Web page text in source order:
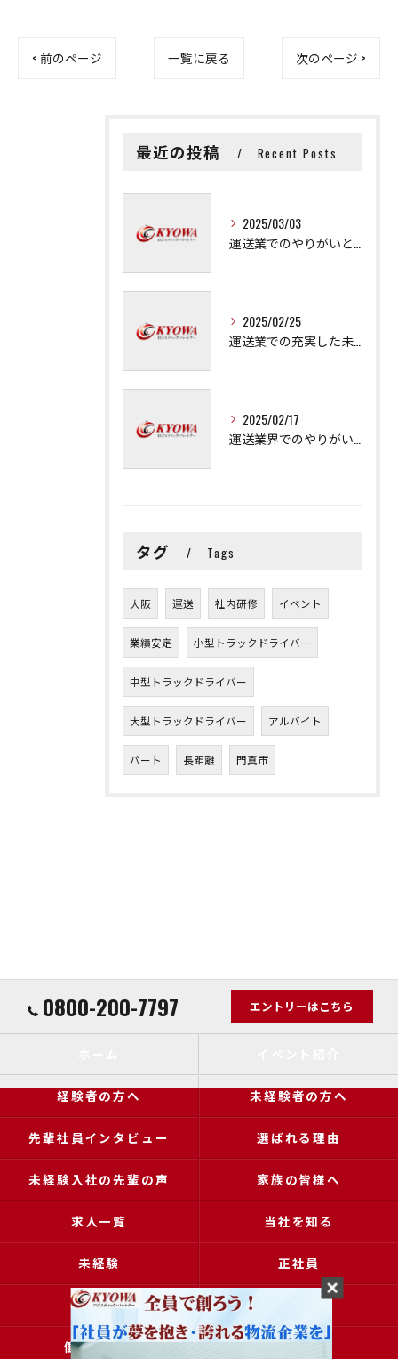
< 前のページ 一覧に戻る 次のページ >
最近の投稿 Recent Posts
2025/03/03
2025/02/25
2025/02/17
タグ Tags
大阪 運送 社内研修 イベント
業績安定 小型トラックドライバー
中型トラックドライバー
大型トラックドライバー アルバイト
パート 長距離 門真市
0800-200-7797 エントリーはこちら
経験者の方へ 未経験者の方へ
先輩社員インタビュー 選ばれる理由
未経験入社の先輩の声 家族の皆様へ
求人一覧 当社を知る
未経験 正社員
高収入
働きやすい アクセス